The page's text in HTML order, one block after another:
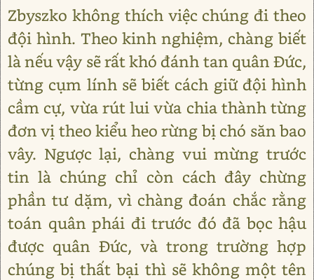
Zbyszko không thích việc chúng đi theo
đội hình. Theo kinh nghiệm, chàng biết
là nếu vậy sẽ rất khó đánh tan quân Đức,
từng cụm lính sẽ biết cách giữ đội hình
cầm cự, vừa rút lui vừa chia thành từng
đơn vị theo kiểu heo rừng bị chó săn bao
vây. Ngược lại, chàng vui mừng trước
tin là chúng chỉ còn cách đây chừng
phần tư dặm, vì chàng đoán chắc rằng
toán quân phái đi trước đó đã bọc hậu
được quân Đức, và trong trường hợp
chúng bị thất bại thì sẽ không một tên